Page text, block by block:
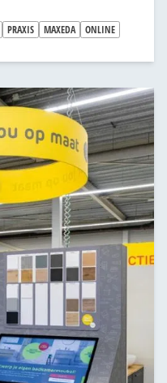
PRAXIS MAXEDA
ONLINE